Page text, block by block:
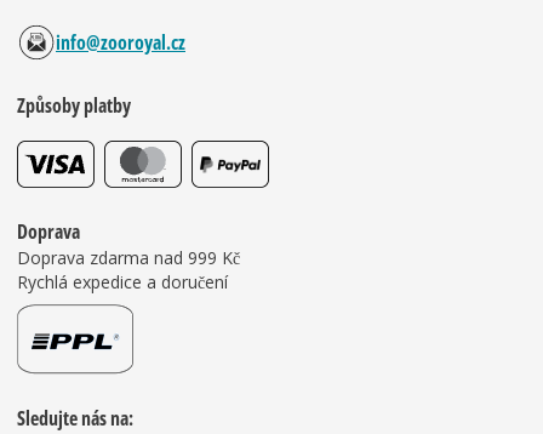
info@zooroyal.cz
Způsoby platby
Doprava
Doprava zdarma nad 999 Kč
Rychlá expedice a doručení
Sledujte nás na: